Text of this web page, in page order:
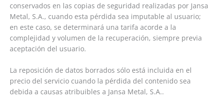
conservados en las copias de seguridad realizadas por Jansa
Metal, S.A., cuando esta pérdida sea imputable al usuario;
en este caso, se determinará una tarifa acorde a la
complejidad y volumen de la recuperación, siempre previa
aceptación del usuario.
La reposición de datos borrados sólo está incluida en el
precio del servicio cuando la pérdida del contenido sea
debida a causas atribuibles a Jansa Metal, S.A..